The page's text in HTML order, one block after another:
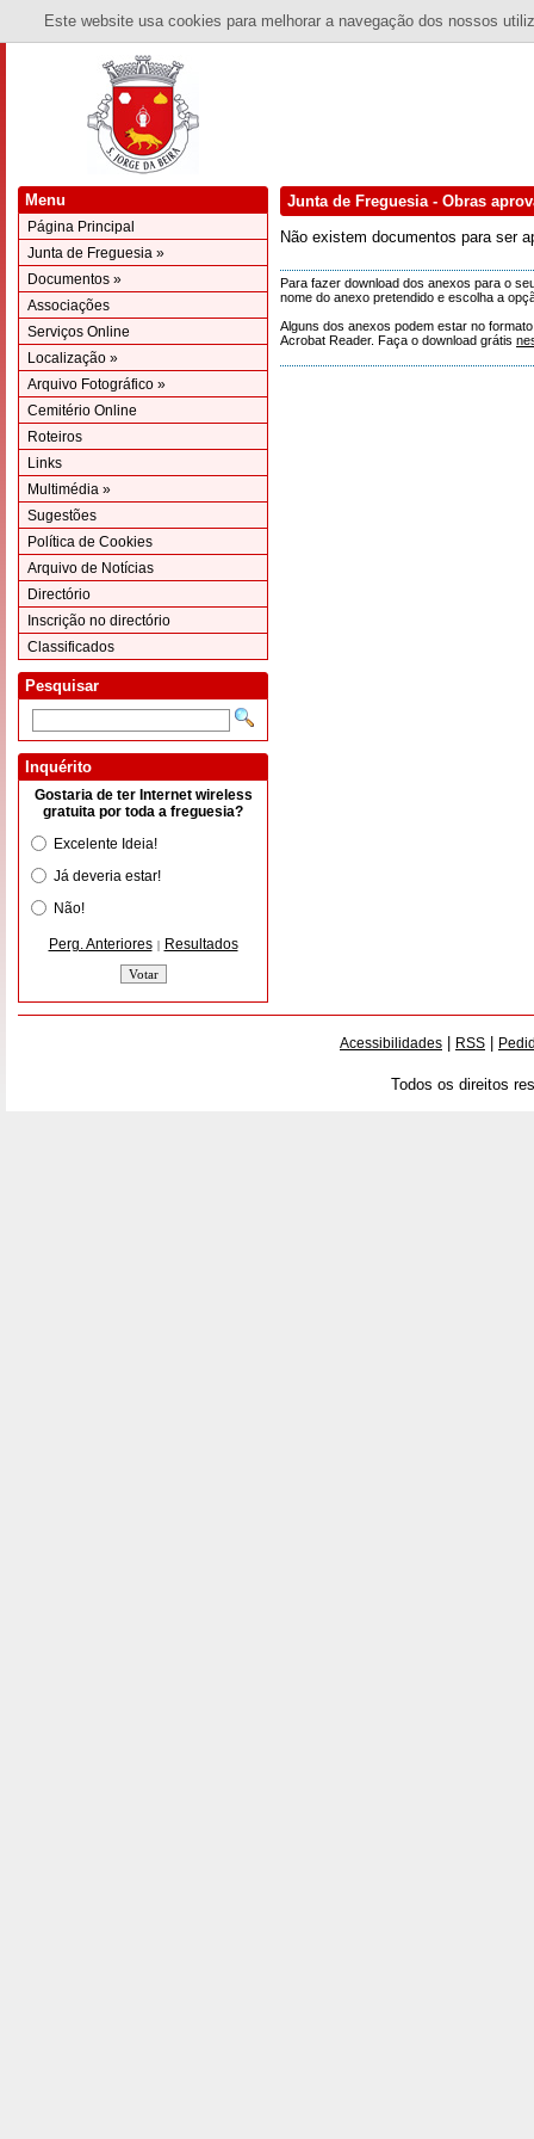
Este website usa cookies para melhorar a navegação dos nossos
Menu
Página Principal
Junta de Freguesia »
Documentos »
Associações
Serviços Online
Localização »
Arquivo Fotográfico »
Cemitério Online
Roteiros
Links
Multimédia »
Sugestões
Política de Cookies
Arquivo de Notícias
Directório
Inscrição no directório
Classificados
Pesquisar
Inquérito
Gostaria de ter Internet wireless
gratuita por toda a freguesia?
Excelente Ideia!
Já deveria estar!
Não!
Perg. Anteriores | Resultados
Junta de Freguesia - Obras
Não existem documentos para ser
Para fazer download dos anexos para o
nome do anexo pretendido e escolha a
Alguns dos anexos podem estar no
Acrobat Reader. Faça o download grátis
Acessibilidades RSS
Todos os direitos